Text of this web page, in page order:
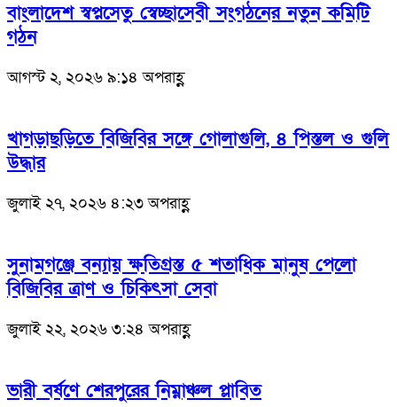
বাংলাদেশ স্বপ্নসেতু স্বেচ্ছাসেবী সংগঠনের নতুন কমিটি
গঠন
আগস্ট ২, ২০২৬ ৯:১৪ অপরাহ্ণ
খাগড়াছড়িতে বিজিবির সঙ্গে গোলাগুলি, ৪ পিস্তল ও গুলি
উদ্ধার
জুলাই ২৭, ২০২৬ ৪:২৩ অপরাহ্ণ
সুনামগঞ্জে বন্যায় ক্ষতিগ্রস্ত ৫ শতাধিক মানুষ পেলো
বিজিবির ত্রাণ ও চিকিৎসা সেবা
জুলাই ২২, ২০২৬ ৩:২৪ অপরাহ্ণ
ভারী বর্ষণে শেরপুরের নিম্নাঞ্চল প্লাবিত